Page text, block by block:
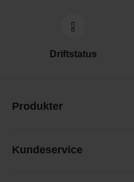
Driftstatus
Produkter
Kundeservice